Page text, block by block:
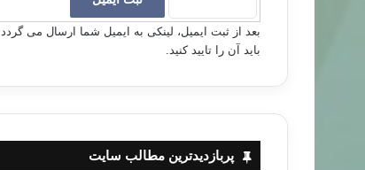
بعد از ثبت ایمیل، لینکی به ایمیل شما ارسال می گردد
باید آن را تایید کنید.
پربازدیدترین مطالب سایت